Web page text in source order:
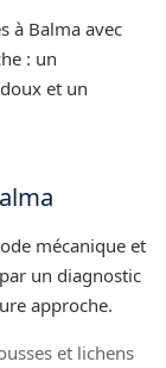
à Balma avec
: un
et un
mécanique et
un diagnostic
approche.
et lichens